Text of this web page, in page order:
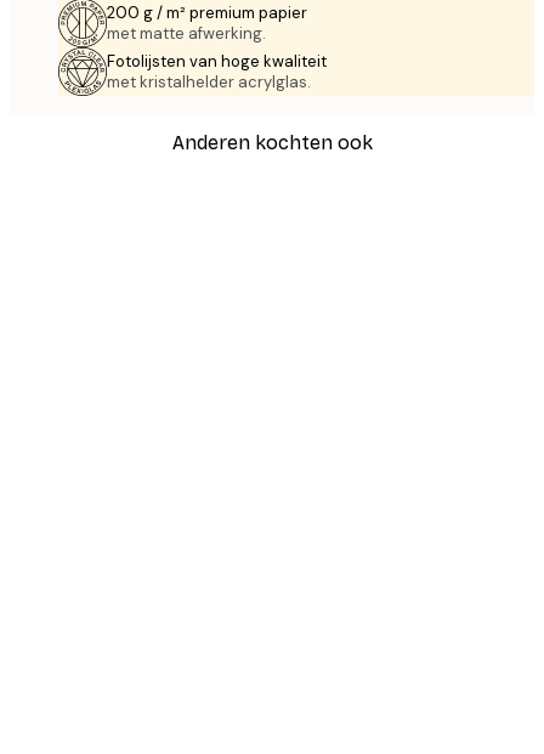
200 g / m² premium papier
met matte afwerking.
Fotolijsten van hoge kwaliteit
met kristalhelder acrylglas.
Anderen kochten ook